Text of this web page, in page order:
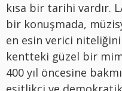
kısa bir tarihi vardır.
bir konuşmada,
en esin verici
kentteki güzel bir
400 yıl öncesine